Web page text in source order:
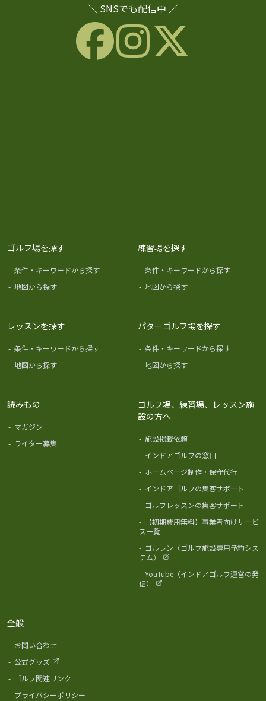
＼ SNSでも配信中 ／
ゴルフ場を探す
- 条件・キーワードから探す
- 地図から探す
練習場を探す
- 条件・キーワードから探す
- 地図から探す
レッスンを探す
- 条件・キーワードから探す
- 地図から探す
パターゴルフ場を探す
- 条件・キーワードから探す
- 地図から探す
読みもの
- マガジン
- ライター募集
ゴルフ場、練習場、レッスン施
設の方へ
- 施設掲載依頼
- インドアゴルフの窓口
- ホームページ制作・保守代行
- インドアゴルフの集客サポート
- ゴルフレッスンの集客サポート
-
【初期費用無料】事業者向けサービ
ス一覧
- ゴルレン（ゴルフ施設専用予約シス
テム）
- YouTube（インドアゴルフ運営の発
信）
全般
- お問い合わせ
- 公式グッズ
- ゴルフ関連リンク
- プライバシーポリシー